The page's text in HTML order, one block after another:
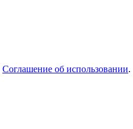
Соглашение об использовании.